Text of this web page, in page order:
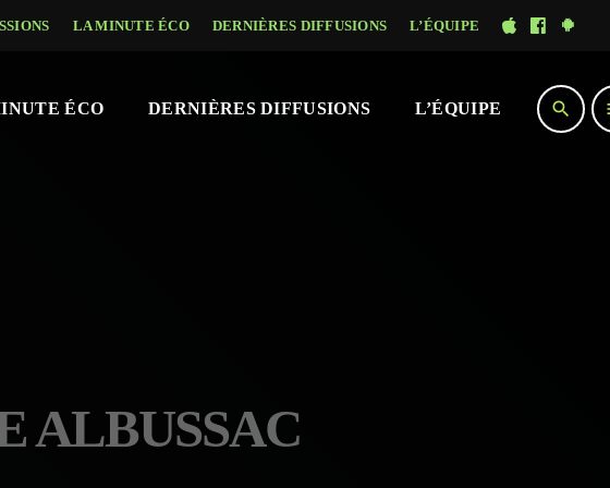
LA MINUTE ÉCO DERNIÈRES DIFFUSIONS L’ÉQUIPE
ÉCO DERNIÈRES DIFFUSIONS L’ÉQUIPE search
ALBUSSAC